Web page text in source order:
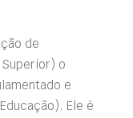
de
o
e
Ele é